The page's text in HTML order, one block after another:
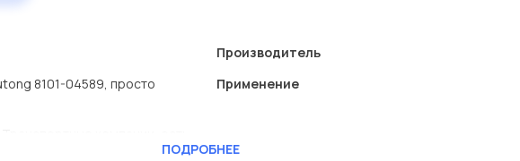
8101-04589, просто
Производитель
Применение
ПОДРОБНЕЕ